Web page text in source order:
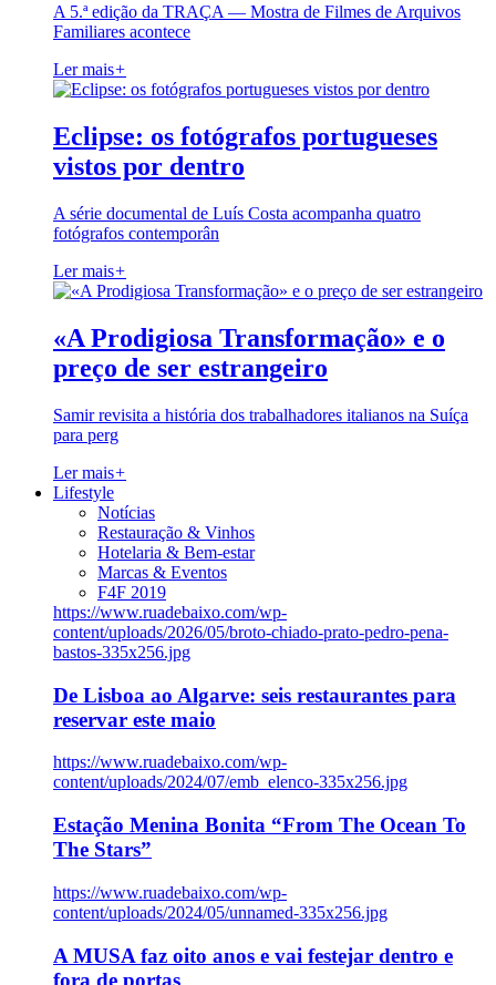
A 5.ª edição da TRAÇA — Mostra de Filmes de Arquivos
Familiares acontece
Ler mais+
Eclipse: os fotógrafos portugueses
vistos por dentro
A série documental de Luís Costa acompanha quatro
fotógrafos contemporân
Ler mais+
«A Prodigiosa Transformação» e o
preço de ser estrangeiro
Samir revisita a história dos trabalhadores italianos na Suíça
para perg
Ler mais+
Lifestyle
Notícias
Restauração & Vinhos
Hotelaria & Bem-estar
Marcas & Eventos
F4F 2019
https://www.ruadebaixo.com/wp-
content/uploads/2026/05/broto-chiado-prato-pedro-pena-
bastos-335x256.jpg
De Lisboa ao Algarve: seis restaurantes para
reservar este maio
https://www.ruadebaixo.com/wp-
content/uploads/2024/07/emb_elenco-335x256.jpg
Estação Menina Bonita “From The Ocean To
The Stars”
https://www.ruadebaixo.com/wp-
content/uploads/2024/05/unnamed-335x256.jpg
A MUSA faz oito anos e vai festejar dentro e
fora de portas